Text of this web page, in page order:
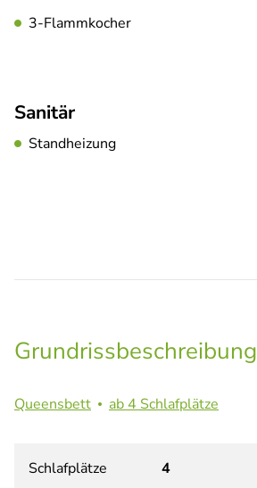
3-Flammkocher
Sanitär
Standheizung
Grundrissbeschreibung
Queensbett ab 4 Schlafplätze
Schlafplätze 4